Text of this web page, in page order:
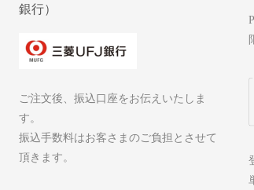
銀行）
ご注文後、振込口座をお伝えいたしま
す。
振込手数料はお客さまのご負担とさせて
頂きます。